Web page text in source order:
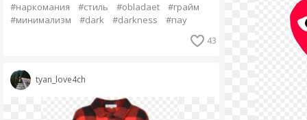
#наркомания #стиль #obladaet
#грайм
#минимализм
#dark #darkness #пау
43
tyan_love4ch